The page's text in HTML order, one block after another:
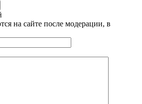
на сайте после модерации, в